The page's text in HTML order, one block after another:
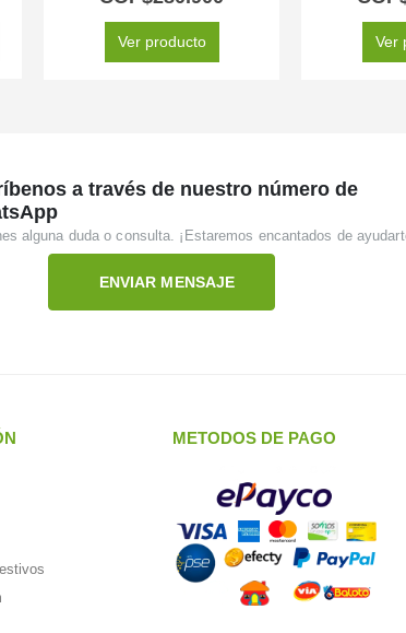
Ver producto Ver
a través de nuestro número de
alguna duda o consulta. ¡Estaremos encantados de
ENVIAR MENSAJE
METODOS DE PAGO